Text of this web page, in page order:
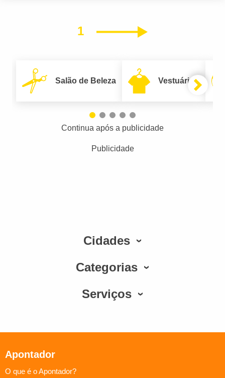
1 Próximo
Salão de Beleza Vestuário
Continua após a publicidade
Publicidade
Cidades
Categorias
Serviços
Apontador
O que é o Apontador?